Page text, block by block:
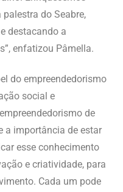
do Seabre,
destacando a
enfatizou Pâmella.
do empreendedorismo
social e
de
a importância de estar
esse conhecimento
e criatividade, para
Cada um pode